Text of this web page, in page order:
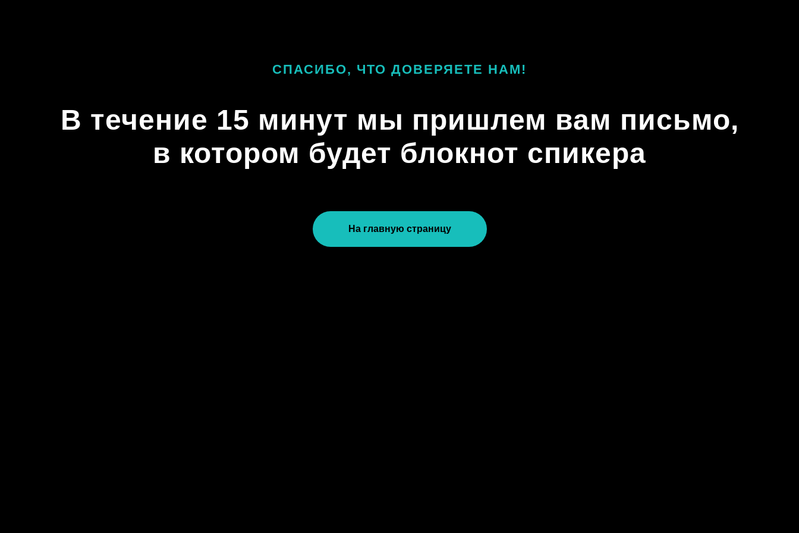
СПАСИБО, ЧТО ДОВЕРЯЕТЕ НАМ!
В течение 15 минут мы пришлем вам письмо,
в котором будет блокнот спикера
На главную страницу